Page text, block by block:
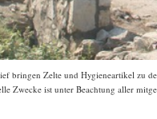
bringen Zelte und Hygieneartikel zu
Zwecke ist unter Beachtung aller